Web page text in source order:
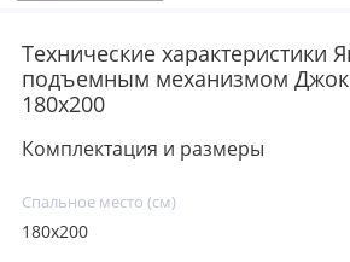
Технические характеристики
подъемным механизмом
180х200
Комплектация и размеры
Спальное место (см)
180х200